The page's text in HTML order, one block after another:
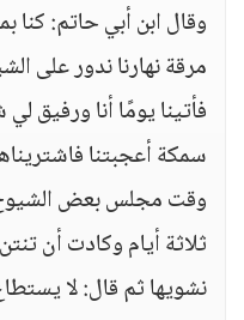
وقال ابن أبي حاتم: كنا
مرقة نهارنا ندور على
فأتينا يومًا أنا ورفيق
سمكة أعجبتنا
وقت مجلس بعض
ثلاثة أيام وكادت أن
نشويها ثم قال: لا